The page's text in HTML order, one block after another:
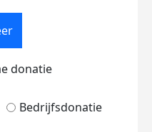
donatie
Bedrijfsdonatie